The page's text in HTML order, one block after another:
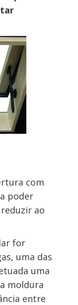
com
poder
ao
for
uma das
uma
moldura
entre